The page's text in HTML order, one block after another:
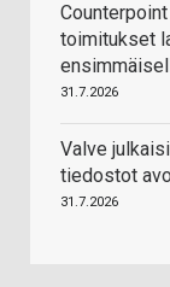
toimitukset
31.7.2026
Valve
tiedostot
31.7.2026